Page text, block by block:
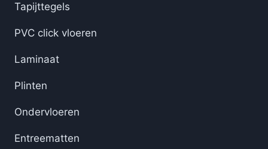
Tapijttegels
PVC click vloeren
Laminaat
Plinten
Ondervloeren
Entreematten